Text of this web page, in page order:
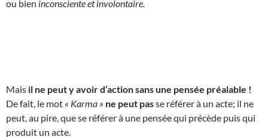
ou bien inconsciente et involontaire.
Mais il ne peut y avoir d’action sans une pensée préalable !
De fait, le mot « Karma » ne peut passe référer à un acte; il ne
peut, au pire, que se référer à une pensée qui précède puis qui
produit un acte.